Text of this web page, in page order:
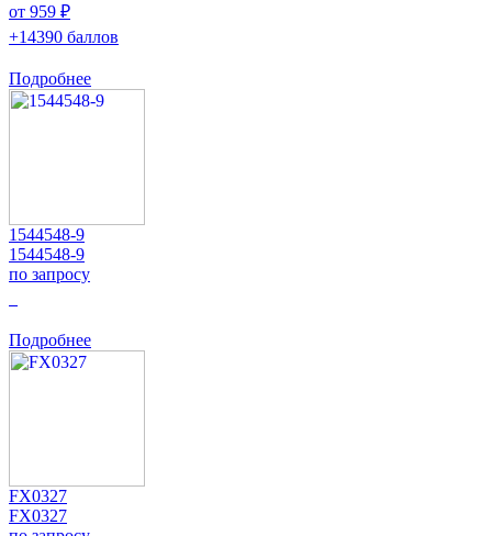
от 959 ₽
+14390 баллов
Подробнее
1544548-9
1544548-9
по запросу
Подробнее
FX0327
FX0327